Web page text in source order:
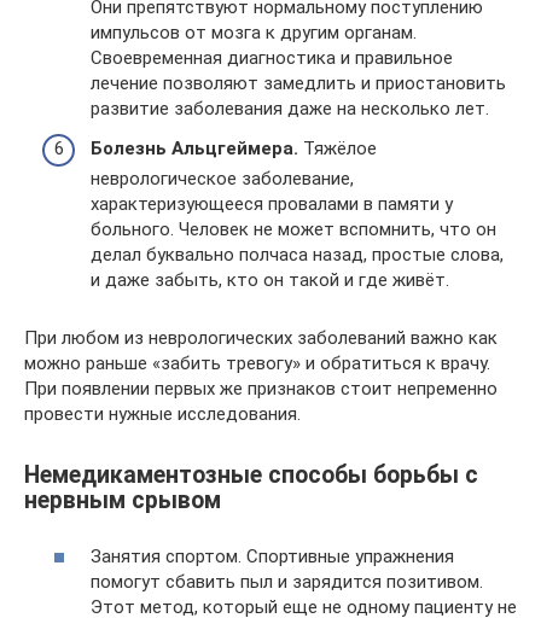
Они препятствуют нормальному поступлению
импульсов от мозга к другим органам.
Своевременная диагностика и правильное
лечение позволяют замедлить и приостановить
развитие заболевания даже на несколько лет.
Болезнь Альцгеймера. Тяжёлое
неврологическое заболевание,
характеризующееся провалами в памяти у
больного. Человек не может вспомнить, что он
делал буквально полчаса назад, простые слова,
и даже забыть, кто он такой и где живёт.
При любом из неврологических заболеваний важно как
можно раньше «забить тревогу» и обратиться к врачу.
При появлении первых же признаков стоит непременно
провести нужные исследования.
Немедикаментозные способы борьбы с
нервным срывом
Занятия спортом. Спортивные упражнения
помогут сбавить пыл и зарядится позитивом.
Этот метод, который еще не одному пациенту не